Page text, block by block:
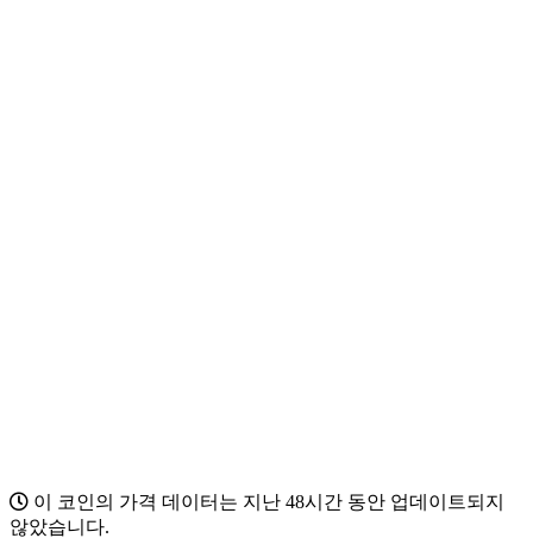
이 코인의 가격 데이터는 지난 48시간 동안 업데이트되지
않았습니다.